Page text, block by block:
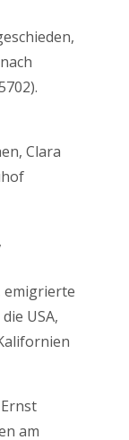
Clara
emigrierte
USA,
am